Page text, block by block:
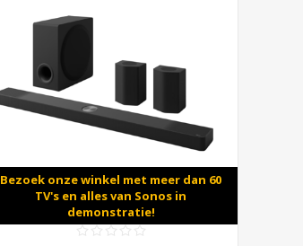
Bezoek onze winkel met meer dan 60
TV's en alles van Sonos in
demonstratie!